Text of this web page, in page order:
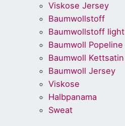
Viskose Jersey
Baumwollstoff
Baumwollstoff light
Baumwoll Popeline
Baumwoll Kettsatin
Baumwoll Jersey
Viskose
Halbpanama
Sweat